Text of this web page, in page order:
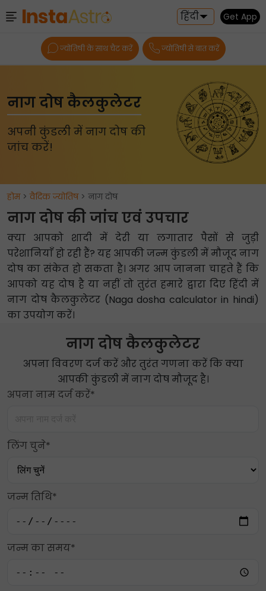
हिंदी Get App
ज्योतिषी के साथ चैट करें ज्योतिषी से बात करें
नाग दोष कैलकुलेटर
अपनी कुंडली में नाग दोष की
जांच करें!
होम>वैदिक ज्योतिष> नाग दोष
नाग दोष की जांच एवं उपचार
क्या आपको शादी में देरी या लगातार पैसों से जुड़ी
परेशानियाँ हो रही हैं? यह आपकी जन्म कुंडली में मौजूद नाग
दोष का संकेत हो सकता है। अगर आप जानना चाहते हैं कि
आपको यह दोष है या नहीं तो तुरंत हमारे द्वारा दिए हिंदी में
नाग दोष कैलकुलेटर (Naga dosha calculator in hindi)
का उपयोग करें।
नाग दोष कैलकुलेटर
अपना विवरण दर्ज करें और तुरंत गणना करें कि क्या
आपकी कुंडली में नाग दोष मौजूद है।
अपना नाम दर्ज करें*
लिंग चुने*
जन्म तिथि*
जन्म का समय*